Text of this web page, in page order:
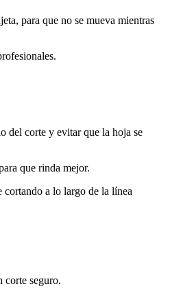
para que no se mueva mientras
del corte y evitar que la hoja se
que rinda mejor.
cortando a lo largo de la línea
corte seguro.